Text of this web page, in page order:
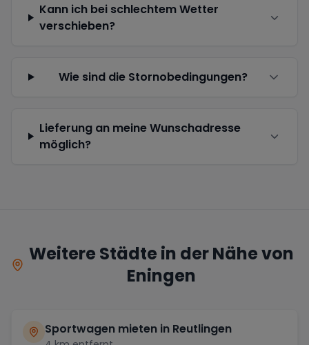
Kann ich bei schlechtem Wetter
verschieben?
Wie sind die Stornobedingungen?
Lieferung an meine Wunschadresse
möglich?
Weitere Städte in der Nähe von
Eningen
Sportwagen mieten in Reutlingen